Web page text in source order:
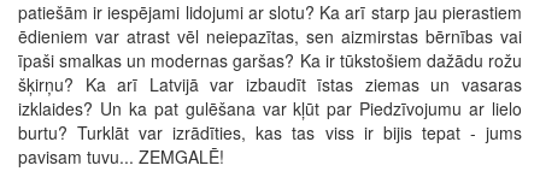
patiešām ir iespējami lidojumi ar slotu? Ka arī starp jau pierastiem
ēdieniem var atrast vēl neiepazītas, sen aizmirstas bērnības vai
īpaši smalkas un modernas garšas? Ka ir tūkstošiem dažādu rožu
šķirņu? Ka arī Latvijā var izbaudīt īstas ziemas un vasaras
izklaides? Un ka pat gulēšana var kļūt par Piedzīvojumu ar lielo
burtu? Turklāt var izrādīties, kas tas viss ir bijis tepat - jums
pavisam tuvu... ZEMGALĒ!